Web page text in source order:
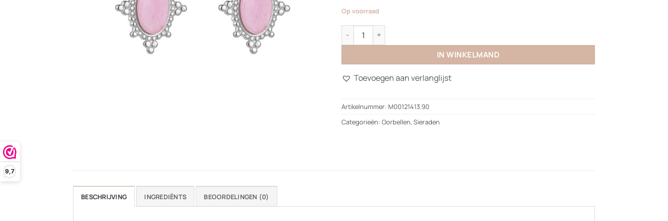
9,7
Op voorraad
Classic Pink Earrings aantal
IN WINKELMAND
Toevoegen aan verlanglijst
Artikelnummer: M00121413.90
Categorieën: Oorbellen, Sieraden
BESCHRIJVING INGREDIËNTS BEOORDELINGEN (0)